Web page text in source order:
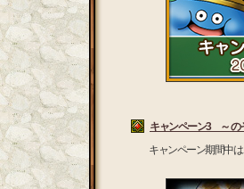
キャンペーン3 ～ の
キャンペーン期間中